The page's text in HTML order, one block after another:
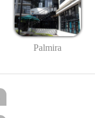
Palmira